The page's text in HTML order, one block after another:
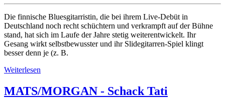
Die finnische Bluesgitarristin, die bei ihrem Live-Debüt in
Deutschland noch recht schüchtern und verkrampft auf der Bühne
stand, hat sich im Laufe der Jahre stetig weiterentwickelt. Ihr
Gesang wirkt selbstbewusster und ihr Slidegitarren-Spiel klingt
besser denn je (z. B.
Weiterlesen
MATS/MORGAN - Schack Tati